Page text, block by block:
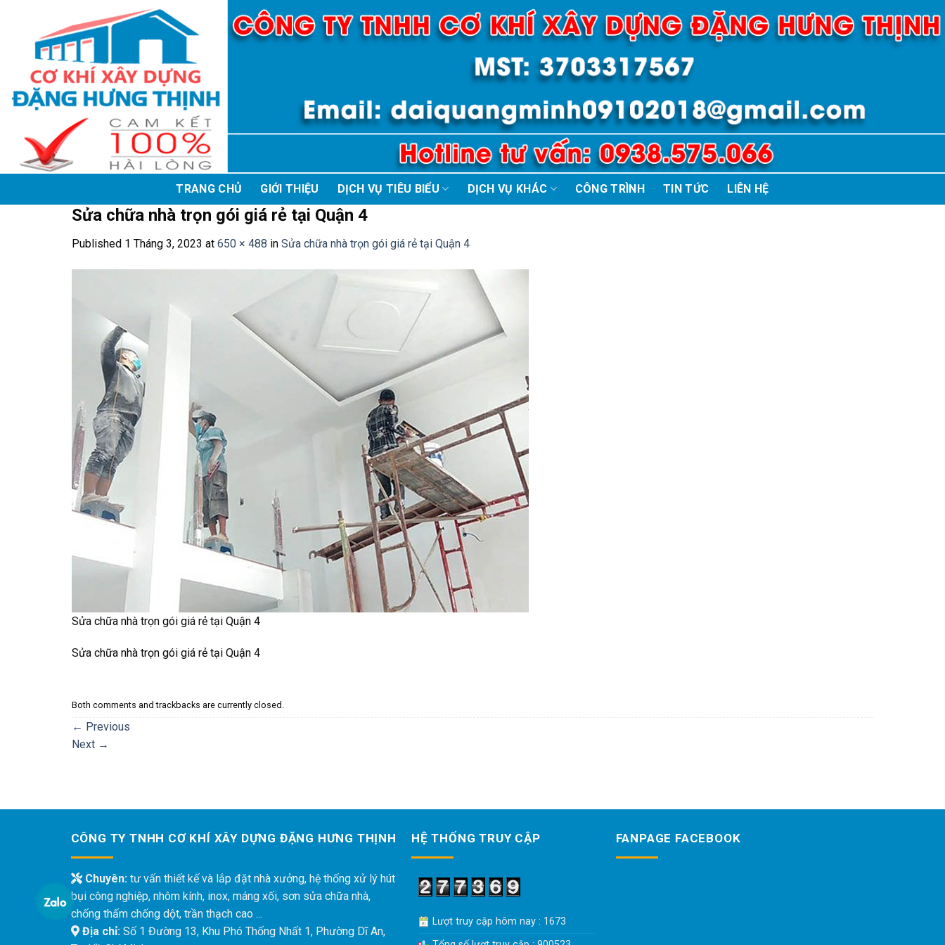
content
TRANG CHỦ GIỚI THIỆU DỊCH VỤ TIÊU BIỂU DỊCH VỤ KHÁC CÔNG TRÌNH TIN TỨC LIÊN HỆ
Sửa chữa nhà trọn gói giá rẻ tại Quận 4
Published 1 Tháng 3, 2023 at 650 × 488 in Sửa chữa nhà trọn gói giá rẻ tại Quận 4
Sửa chữa nhà trọn gói giá rẻ tại Quận 4
Sửa chữa nhà trọn gói giá rẻ tại Quận 4
Both comments and trackbacks are currently closed.
← Previous
Next →
CÔNG TY TNHH CƠ KHÍ XÂY DỰNG ĐẶNG HƯNG THỊNH
Chuyên:tư vấn thiết kế và lắp đặt nhà xưởng, hệ thống xử lý hút
bụi công nghiệp, nhôm kính, inox, máng xối, sơn sửa chữa nhà,
chống thấm chống dột, trần thạch cao ...
Địa chỉ:Số 1 Đường 13, Khu Phó Thống Nhất 1, Phường Dĩ An,
HỆ THỐNG TRUY CẬP
Lượt truy cập hôm nay : 1673
FANPAGE FACEBOOK